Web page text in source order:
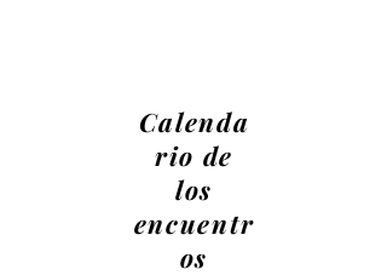
Calenda
rio de
los
encuentr
os